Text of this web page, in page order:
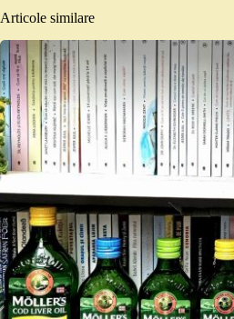
Articole similare